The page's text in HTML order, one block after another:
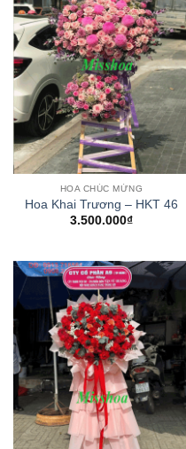
HOA CHÚC MỪNG
Hoa Khai Trương – HKT 46
3.500.000₫